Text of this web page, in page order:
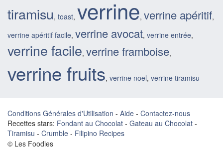
tiramisu, toast, verrine, verrine apéritif,
verrine apéritif facile, verrine avocat, verrine entrée,
verrine facile, verrine framboise,
verrine fruits, verrine noel, verrine tiramisu
Conditions Générales d'Utilisation - Aide - Contactez-nous
Recettes stars: Fondant au Chocolat - Gateau au Chocolat -
Tiramisu - Crumble - Filipino Recipes
© Les Foodies